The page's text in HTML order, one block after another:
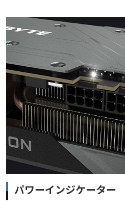
パワーインジケーター